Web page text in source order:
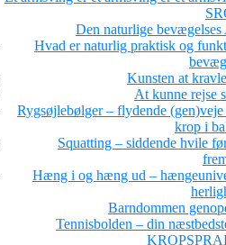
Den naturlige
Hvad er naturlig praktisk og
Kunsten at
At kunne rejse
Rygsøjlebølger – flydende
krop i
Squatting – siddende hvile
Hæng i og hæng ud –
Barndommen
Tennisbolden – din